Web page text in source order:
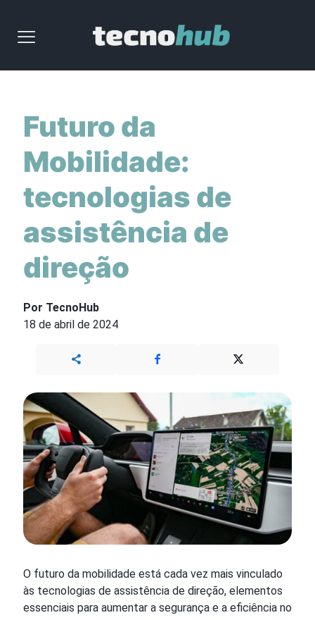
Futuro da
Mobilidade:
tecnologias de
assistência de
direção
Por TecnoHub
18 de abril de 2024
O futuro da mobilidade está cada vez mais vinculado
às tecnologias de assistência de direção, elementos
essenciais para aumentar a segurança e a eficiência no